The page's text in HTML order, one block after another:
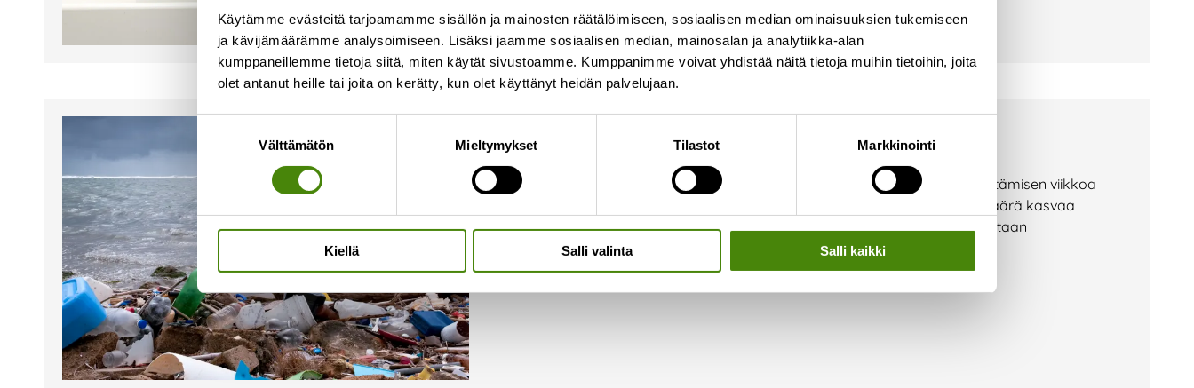
Käytämme evästeitä tarjoamamme sisällön ja mainosten räätälöimiseen, sosiaalisen median ominaisuuksien tukemiseen
ja kävijämäärämme analysoimiseen. Lisäksi jaamme sosiaalisen median, mainosalan ja analytiikka-alan
kumppaneillemme tietoja siitä, miten käytät sivustoamme. Kumppanimme voivat yhdistää näitä tietoja muihin tietoihin, joita
olet antanut heille tai joita on kerätty, kun olet käyttänyt heidän palvelujaan.
Välttämätön Mieltymykset Tilastot Markkinointi
Kiellä Salli valinta Salli kaikki
22.11.2025
Marraskuun lopussa, 22.-30.11. 2025, vietetään jälleen Euroopan jätteen vähentämisen viikkoa
(EWWR). Tänä vuonna teemana ovat sähkö- ja elektroniikkalaitteet, joiden määrä kasvaa
nopeammin kuin minkään muun jätelajin Euroopassa. Viikon aikana kannustetaan
Lue lisää »